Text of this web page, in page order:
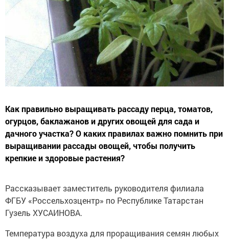
Как правильно выращивать рассаду перца, томатов,
огурцов, баклажанов и других овощей для сада и
дачного участка? О каких правилах важно помнить при
выращивании рассады овощей, чтобы получить
крепкие и здоровые растения?
Рассказывает заместитель руководителя филиала
ФГБУ «Россельхозцентр» по Республике Татарстан
Гузель ХУСАИНОВА.
Температура воздуха для проращивания семян любых